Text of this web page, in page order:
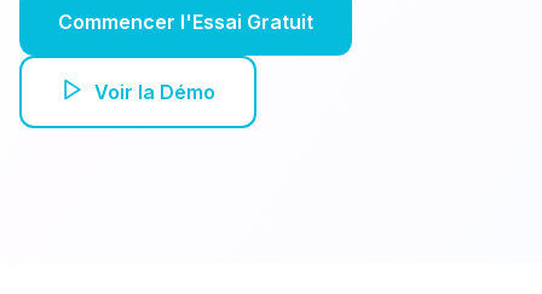
Commencer l'Essai Gratuit
Voir la Démo